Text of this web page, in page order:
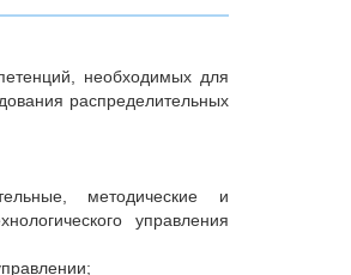
необходимых для
распределительных
методические и
управления